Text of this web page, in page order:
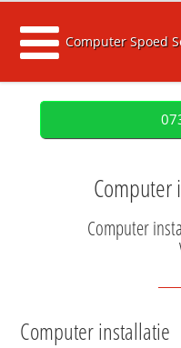
Computer Spoed
Computer
Computer
Computer installatie